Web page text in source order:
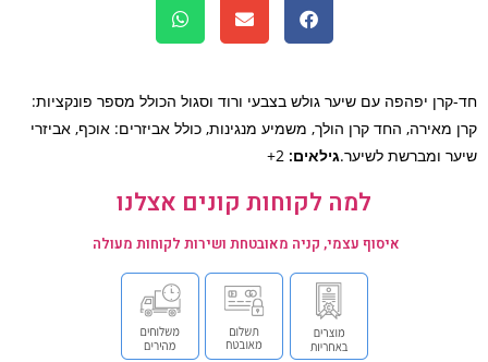
יפהפה עם שיער גולש בצבעי ורוד וסגול הכולל מספר פונקציות:
מאירה, החד קרן הולך, משמיע מנגינות, כולל אביזרים: אוכף, אביזרי
ומברשת לשיער.גילאים:2+
למה לקוחות קונים אצלנו
איסוף עצמי, קניה מאובטחת ושירות לקוחות מעולה